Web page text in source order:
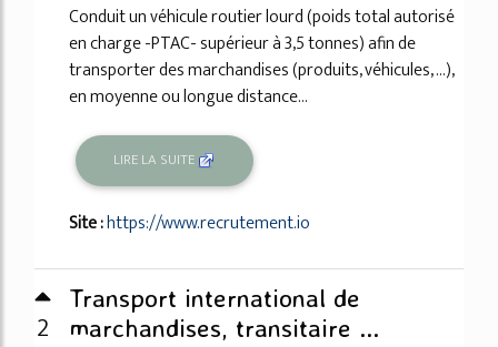
Conduit un véhicule routier lourd (poids total autorisé
en charge -PTAC- supérieur à 3,5 tonnes) afin de
transporter des marchandises (produits, véhicules, ...),
en moyenne ou longue distance...
LIRE LA SUITE
Site :https://www.recrutement.io
2
Transport international de
marchandises, transitaire ...